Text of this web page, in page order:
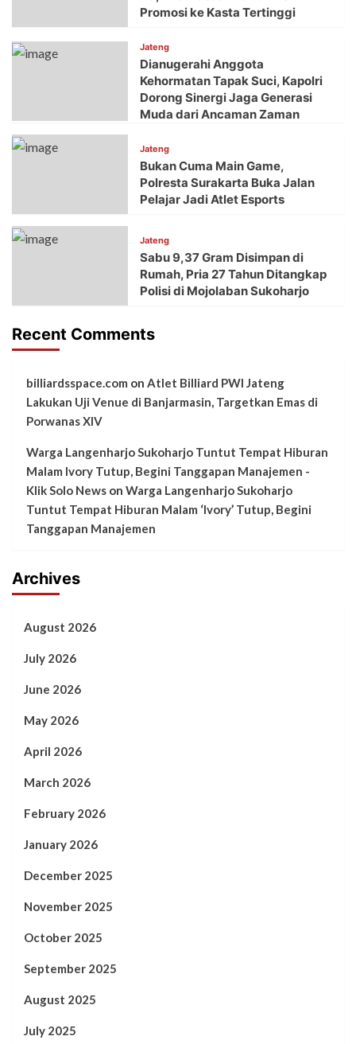
Promosi ke Kasta Tertinggi
Jateng
Dianugerahi Anggota
Kehormatan Tapak Suci, Kapolri
Dorong Sinergi Jaga Generasi
Muda dari Ancaman Zaman
Jateng
Bukan Cuma Main Game,
Polresta Surakarta Buka Jalan
Pelajar Jadi Atlet Esports
Jateng
Sabu 9,37 Gram Disimpan di
Rumah, Pria 27 Tahun Ditangkap
Polisi di Mojolaban Sukoharjo
Recent Comments
billiardsspace.com on Atlet Billiard PWI Jateng
Lakukan Uji Venue di Banjarmasin, Targetkan Emas di
Porwanas XIV
Warga Langenharjo Sukoharjo Tuntut Tempat Hiburan
Malam Ivory Tutup, Begini Tanggapan Manajemen -
Klik Solo News on Warga Langenharjo Sukoharjo
Tuntut Tempat Hiburan Malam ‘Ivory’ Tutup, Begini
Tanggapan Manajemen
Archives
August 2026
July 2026
June 2026
May 2026
April 2026
March 2026
February 2026
January 2026
December 2025
November 2025
October 2025
September 2025
August 2025
July 2025